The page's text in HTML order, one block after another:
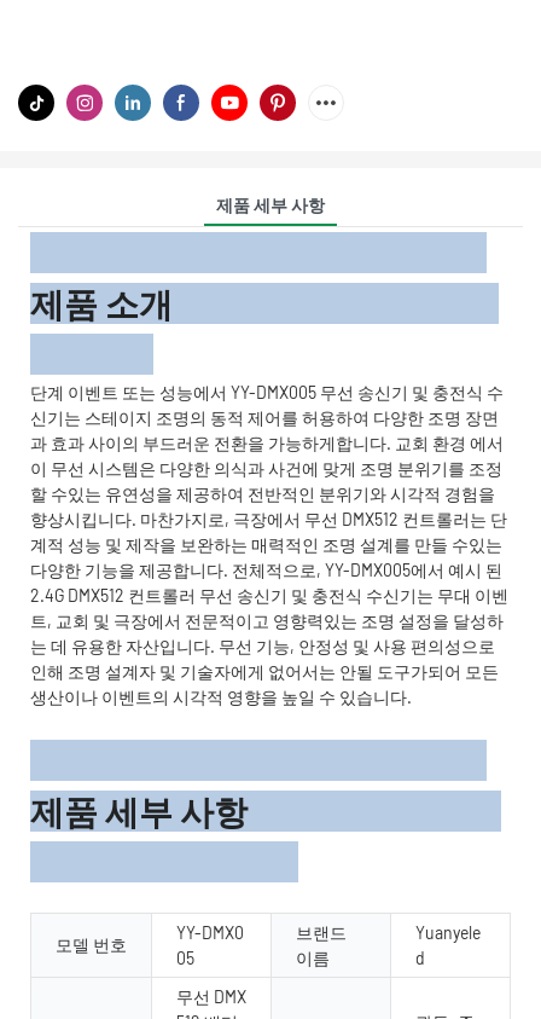
제품 세부 사항
제품 소개
단계 이벤트 또는 성능에서 YY-DMX005 무선 송신기 및 충전식 수
신기는 스테이지 조명의 동적 제어를 허용하여 다양한 조명 장면
과 효과 사이의 부드러운 전환을 가능하게합니다. 교회 환경 에서
이 무선 시스템은 다양한 의식과 사건에 맞게 조명 분위기를 조정
할 수있는 유연성을 제공하여 전반적인 분위기와 시각적 경험을
향상시킵니다. 마찬가지로, 극장에서 무선 DMX512 컨트롤러는 단
계적 성능 및 제작을 보완하는 매력적인 조명 설계를 만들 수있는
다양한 기능을 제공합니다. 전체적으로, YY-DMX005에서 예시 된
2.4G DMX512 컨트롤러 무선 송신기 및 충전식 수신기는 무대 이벤
트, 교회 및 극장에서 전문적이고 영향력있는 조명 설정을 달성하
는 데 유용한 자산입니다. 무선 기능, 안정성 및 사용 편의성으로
인해 조명 설계자 및 기술자에게 없어서는 안될 도구가되어 모든
생산이나 이벤트의 시각적 영향을 높일 수 있습니다.
제품 세부 사항
모델 번호
YY-DMX0
05
브랜드
이름
Yuanyele
d
무선 DMX